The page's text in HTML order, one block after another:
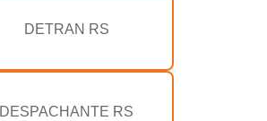
DETRAN RS
DESPACHANTE RS